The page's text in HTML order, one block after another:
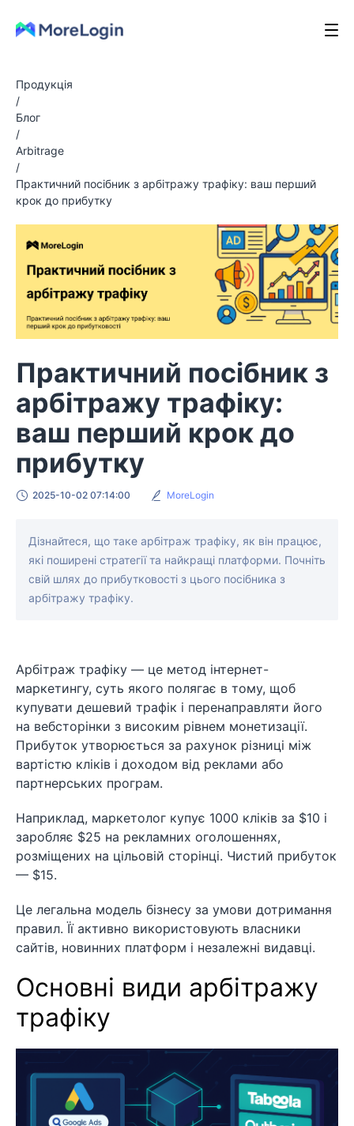
Продукція
/
Блог
/
Arbitrage
/
Практичний посібник з арбітражу трафіку: ваш перший
крок до прибутку
Практичний посібник з
арбітражу трафіку:
ваш перший крок до
прибутку
2025-10-02 07:14:00 MoreLogin
Дізнайтеся, що таке арбітраж трафіку, як він працює,
які поширені стратегії та найкращі платформи. Почніть
свій шлях до прибутковості з цього посібника з
арбітражу трафіку.
Арбітраж трафіку — це метод інтернет-
маркетингу, суть якого полягає в тому, щоб
купувати дешевий трафік і перенаправляти його
на вебсторінки з високим рівнем монетизації.
Прибуток утворюється за рахунок різниці між
вартістю кліків і доходом від реклами або
партнерських програм.
Наприклад, маркетолог купує 1000 кліків за $10 і
заробляє $25 на рекламних оголошеннях,
розміщених на цільовій сторінці. Чистий прибуток
— $15.
Це легальна модель бізнесу за умови дотримання
правил. Її активно використовують власники
сайтів, новинних платформ і незалежні видавці.
Основні види арбітражу
трафіку